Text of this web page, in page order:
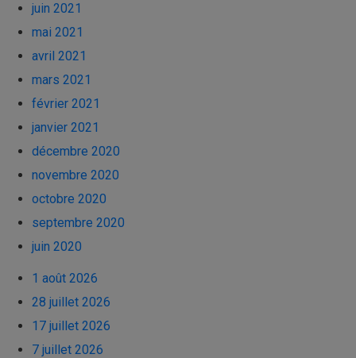
juin 2021
mai 2021
avril 2021
mars 2021
février 2021
janvier 2021
décembre 2020
novembre 2020
octobre 2020
septembre 2020
juin 2020
1 août 2026
28 juillet 2026
17 juillet 2026
7 juillet 2026